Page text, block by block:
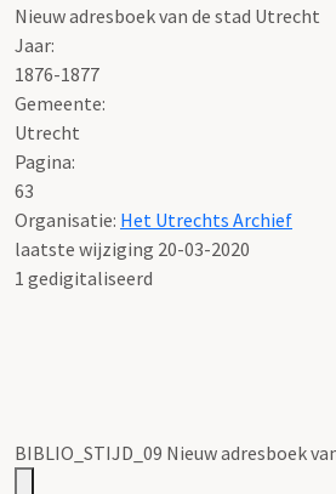
Nieuw adresboek van de stad Utrecht
Jaar:
1876-1877
Gemeente:
Utrecht
Pagina:
63
Organisatie: Het Utrechts Archief
laatste wijziging 20-03-2020
1 gedigitaliseerd
BIBLIO_STIJD_09 Nieuw adresboek